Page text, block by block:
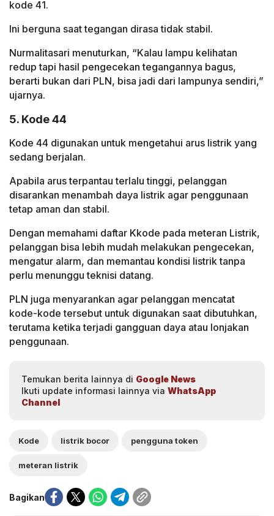
kode 41.
Ini berguna saat tegangan dirasa tidak stabil.
Nurmalitasari menuturkan, “Kalau lampu kelihatan
redup tapi hasil pengecekan tegangannya bagus,
berarti bukan dari PLN, bisa jadi dari lampunya sendiri,”
ujarnya.
5. Kode 44
Kode 44 digunakan untuk mengetahui arus listrik yang
sedang berjalan.
Apabila arus terpantau terlalu tinggi, pelanggan
disarankan menambah daya listrik agar penggunaan
tetap aman dan stabil.
Dengan memahami daftar Kkode pada meteran Listrik,
pelanggan bisa lebih mudah melakukan pengecekan,
mengatur alarm, dan memantau kondisi listrik tanpa
perlu menunggu teknisi datang.
PLN juga menyarankan agar pelanggan mencatat
kode-kode tersebut untuk digunakan saat dibutuhkan,
terutama ketika terjadi gangguan daya atau lonjakan
penggunaan.
Temukan berita lainnya di Google News
Ikuti update informasi lainnya via WhatsApp
Channel
Kode listrik bocor pengguna token
meteran listrik
Bagikan